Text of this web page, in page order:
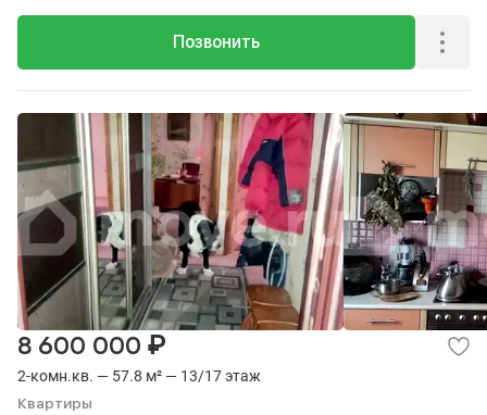
Позвонить
2-комн.кв. — 57.8 м² — 13/17 этаж
Квартиры
8 600 000 ₽